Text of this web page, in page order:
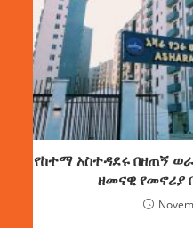
የከተማ አስተዳደሩ በዘጠኝ
ዘመናዊ የመኖሪያ